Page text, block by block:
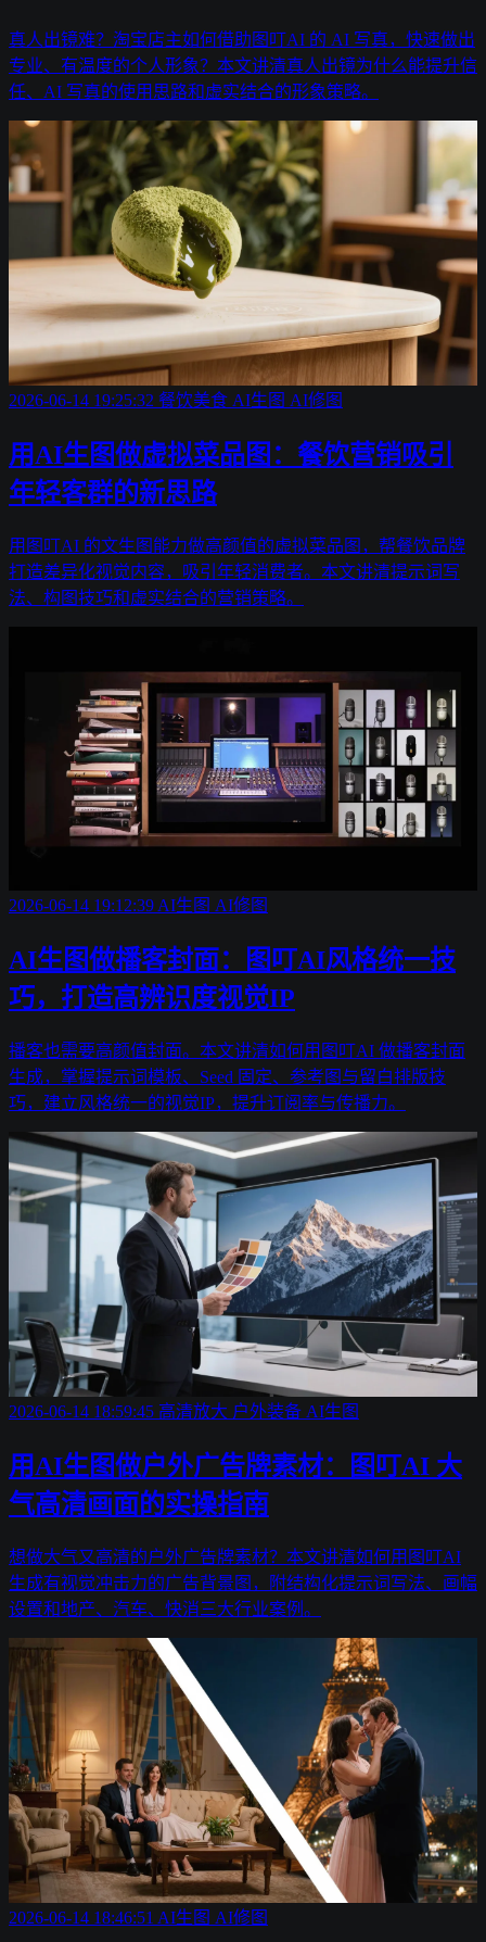
真人出镜难？淘宝店主如何借助图叮AI 的 AI 写真，快速做出
专业、有温度的个人形象？本文讲清真人出镜为什么能提升信
任、AI 写真的使用思路和虚实结合的形象策略。
2026-06-14 19:25:32 餐饮美食 AI生图 AI修图
用AI生图做虚拟菜品图：餐饮营销吸引
年轻客群的新思路
用图叮AI 的文生图能力做高颜值的虚拟菜品图，帮餐饮品牌
打造差异化视觉内容，吸引年轻消费者。本文讲清提示词写
法、构图技巧和虚实结合的营销策略。
2026-06-14 19:12:39AI生图 AI修图
AI生图做播客封面：图叮AI风格统一技
巧，打造高辨识度视觉IP
播客也需要高颜值封面。本文讲清如何用图叮AI 做播客封面
生成，掌握提示词模板、Seed 固定、参考图与留白排版技
巧，建立风格统一的视觉IP，提升订阅率与传播力。
2026-06-14 18:59:45 高清放大 户外装备 AI生图
用AI生图做户外广告牌素材：图叮AI 大
气高清画面的实操指南
想做大气又高清的户外广告牌素材？本文讲清如何用图叮AI
生成有视觉冲击力的广告背景图，附结构化提示词写法、画幅
设置和地产、汽车、快消三大行业案例。
2026-06-14 18:46:51 AI生图 AI修图